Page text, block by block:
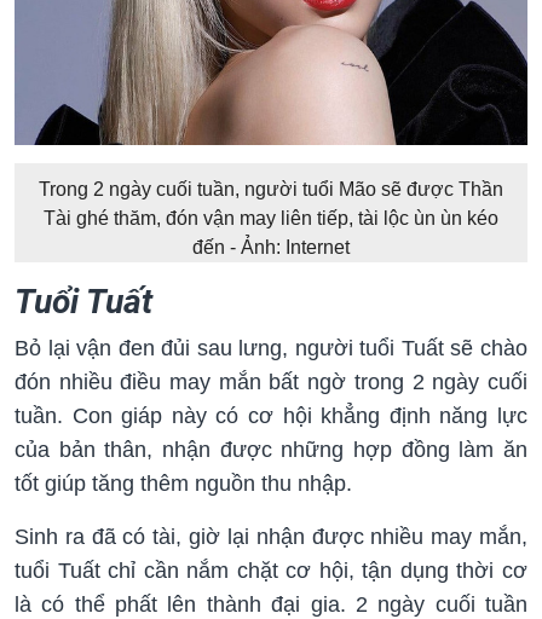
Trong 2 ngày cuối tuần, người tuổi Mão sẽ được Thần
Tài ghé thăm, đón vận may liên tiếp, tài lộc ùn ùn kéo
đến - Ảnh: Internet
Tuổi Tuất
Bỏ lại vận đen đủi sau lưng, người tuổi Tuất sẽ chào
đón nhiều điều may mắn bất ngờ trong 2 ngày cuối
tuần. Con giáp này có cơ hội khẳng định năng lực
của bản thân, nhận được những hợp đồng làm ăn
tốt giúp tăng thêm nguồn thu nhập.
Sinh ra đã có tài, giờ lại nhận được nhiều may mắn,
tuổi Tuất chỉ cần nắm chặt cơ hội, tận dụng thời cơ
là có thể phất lên thành đại gia. 2 ngày cuối tuần